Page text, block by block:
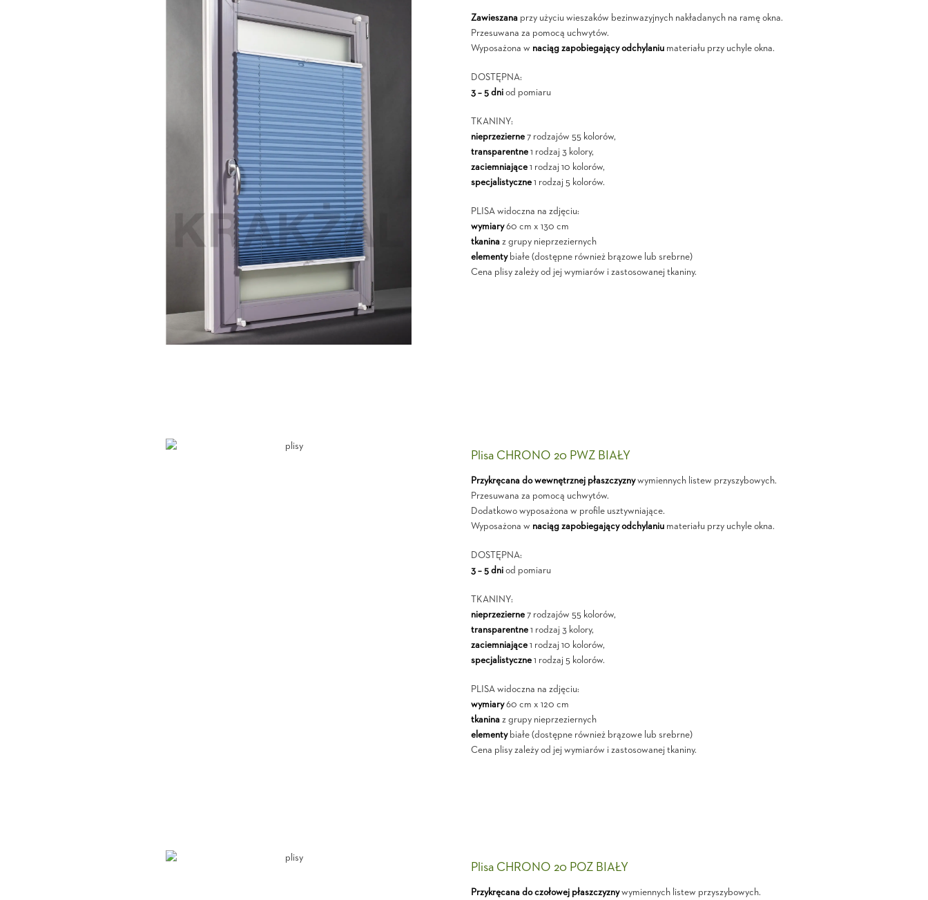
Zawieszana przy użyciu wieszaków bezinwazyjnych nakładanych na ramę okna.
Przesuwana za pomocą uchwytów.
Wyposażona w naciąg zapobiegający odchylaniu materiału przy uchyle okna.
DOSTĘPNA:
3 – 5 dni od pomiaru
TKANINY:
nieprzezierne 7 rodzajów 55 kolorów,
transparentne 1 rodzaj 3 kolory,
zaciemniające 1 rodzaj 10 kolorów,
specjalistyczne 1 rodzaj 5 kolorów.
PLISA widoczna na zdjęciu:
wymiary60 cm x 130 cm
tkanina z grupy nieprzeziernych
elementybiałe (dostępne również brązowe lub srebrne)
Cena plisy zależy od jej wymiarów i zastosowanej tkaniny.
Plisa CHRONO 20 PWZ BIAŁY
Przykręcana do wewnętrznej płaszczyznywymiennych listew przyszybowych.
Przesuwana za pomocą uchwytów.
Dodatkowo wyposażona w profile usztywniające.
Wyposażona w naciąg zapobiegający odchylaniu materiału przy uchyle okna.
DOSTĘPNA:
3 – 5 dni od pomiaru
TKANINY:
nieprzezierne 7 rodzajów 55 kolorów,
transparentne 1 rodzaj 3 kolory,
zaciemniające 1 rodzaj 10 kolorów,
specjalistyczne 1 rodzaj 5 kolorów.
PLISA widoczna na zdjęciu:
wymiary60 cm x 120 cm
tkanina z grupy nieprzeziernych
elementybiałe (dostępne również brązowe lub srebrne)
Cena plisy zależy od jej wymiarów i zastosowanej tkaniny.
Plisa CHRONO 20 POZ BIAŁY
Przykręcana do czołowej płaszczyznywymiennych listew przyszybowych.